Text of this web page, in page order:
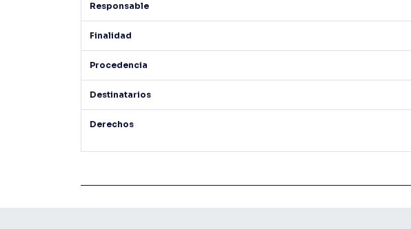
Responsable
Finalidad
Procedencia
Destinatarios
Derechos